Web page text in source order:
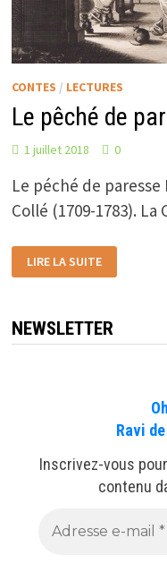
CONTES / LECTURES
Le pêché de
1 juillet 2018 0
Le péché de
Collé (1709-1783). La
PÊCHÉ
DE
LIRE LA SUITE
NEWSLETTER
Ravi
Inscrivez-vous
contenu